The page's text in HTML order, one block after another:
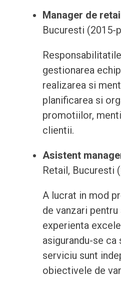
Manager de
Bucuresti (2015-
gestionarea
realizarea si
planificarea si
promotiilor,
clientii.
Asistent
Retail, Bucuresti
A lucrat in mod
de vanzari pentru
experienta
asigurandu-se ca
serviciu sunt
obiectivele de